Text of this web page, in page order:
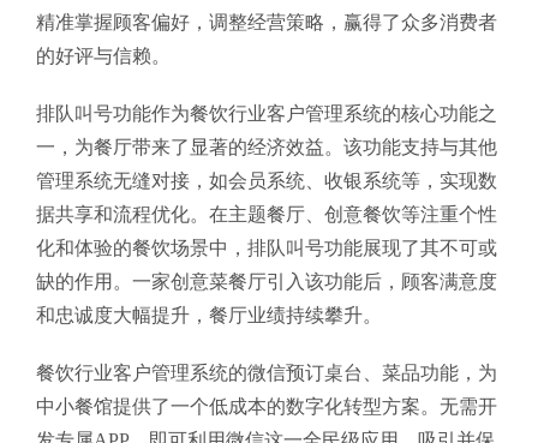
精准掌握顾客偏好，调整经营策略，赢得了众多消费者
的好评与信赖。
排队叫号功能作为餐饮行业客户管理系统的核心功能之
一，为餐厅带来了显著的经济效益。该功能支持与其他
管理系统无缝对接，如会员系统、收银系统等，实现数
据共享和流程优化。在主题餐厅、创意餐饮等注重个性
化和体验的餐饮场景中，排队叫号功能展现了其不可或
缺的作用。一家创意菜餐厅引入该功能后，顾客满意度
和忠诚度大幅提升，餐厅业绩持续攀升。
餐饮行业客户管理系统的微信预订桌台、菜品功能，为
中小餐馆提供了一个低成本的数字化转型方案。无需开